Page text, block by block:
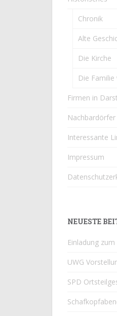
Chronik
Alte
Die Kirche
Die
Firmen in
Nachbardörfer
Interessante
Impressum
NEUESTE
Einladung
UWG
SPD